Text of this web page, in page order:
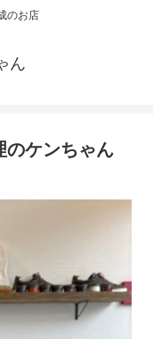
のお店
ん
のケンちゃん